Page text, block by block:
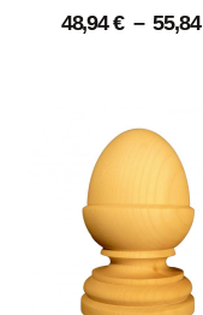
48,94€ – 55,84